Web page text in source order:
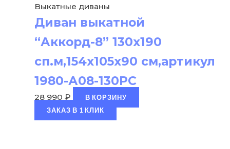
Выкатные диваны
Диван выкатной
“Аккорд-8” 130х190
сп.м,154х105х90 см,артикул
1980-А08-130РС
28 990 ₽
В КОРЗИНУ
ЗАКАЗ В 1 КЛИК